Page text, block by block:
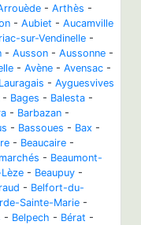
- Arthès -
- Aubiet - Aucamville
sur-Vendinelle -
- Ausson - Aussonne -
- Avène - Avensac -
- Ayguesvives
- Bages - Balesta -
- Barbazan -
- Bassoues - Bax -
- Beaucaire -
- Beaumont-
- Beaupuy -
- Belfort-du-
Sainte-Marie -
- Belpech - Bérat -